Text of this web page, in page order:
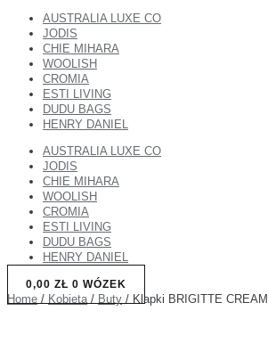
AUSTRALIA LUXE CO
JODIS
CHIE MIHARA
WOOLISH
CROMIA
ESTI LIVING
DUDU BAGS
HENRY DANIEL
AUSTRALIA LUXE CO
JODIS
CHIE MIHARA
WOOLISH
CROMIA
ESTI LIVING
DUDU BAGS
HENRY DANIEL
0,00 ZŁ 0 WÓZEK
Home / Kobieta / Buty / Klapki BRIGITTE CREAM